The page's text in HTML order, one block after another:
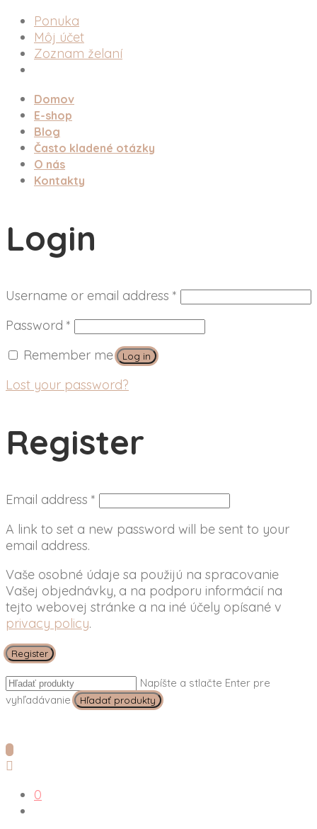
Ponuka
Môj účet
Zoznam želaní
Domov
E-shop
Blog
Často kladené otázky
O nás
Kontakty
Login
Username or email address *
Password *
Remember me
Log in
Lost your password?
Register
Email address *
A link to set a new password will be sent to your
email address.
Vaše osobné údaje sa použijú na spracovanie
Vašej objednávky, a na podporu informácií na
tejto webovej stránke a na iné účely opísané v
privacy policy.
Register
Napíšte a stlačte Enter pre
vyhľadávanie
0